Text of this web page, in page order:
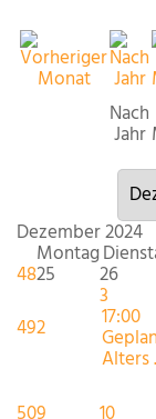
Nach
Jahr
Dezember 2024
Montag
4825 26
492
3
17:00
Alters